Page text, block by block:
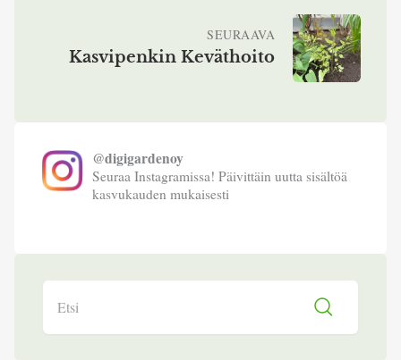
SEURAAVA
Kasvipenkin Keväthoito
@digigardenoy
Seuraa Instagramissa! Päivittäin uutta sisältöä
kasvukauden mukaisesti
Search